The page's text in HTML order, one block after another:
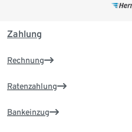
Zahlung
Rechnung
Ratenzahlung
Bankeinzug